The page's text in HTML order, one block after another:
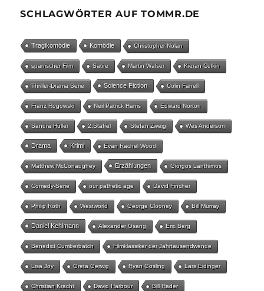
SCHLAGWÖRTER AUF TOMMR.DE
Tragikomödie Komödie Christopher Nolan
spanischer Film Satire Martin Walser Kieran Culkin
Thriller-Drama Serie Science Fiction Colin Farrell
Franz Rogowski Neil Patrick Harris Edward Norton
Sandra Hüller 2.Staffel Stefan Zweig Wes Anderson
Drama Krimi Evan Rachel Wood
Matthew McConaughey Erzählungen Giorgos Lanthimos
Comedy-Serie our pathetic age David Fincher
Philip Roth Westworld George Clooney Bill Murray
Daniel Kehlmann Alexander Osang Eric Berg
Benedict Cumberbatch Filmklassiker der Jahrtausendwende
Lisa Joy Greta Gerwig Ryan Gosling Lars Eidinger
Christian Kracht David Harbour Bill Hader